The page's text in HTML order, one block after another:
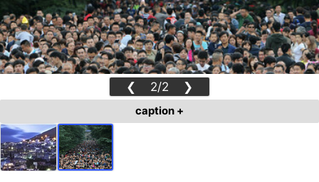
❮ 2/2 ❯
caption +